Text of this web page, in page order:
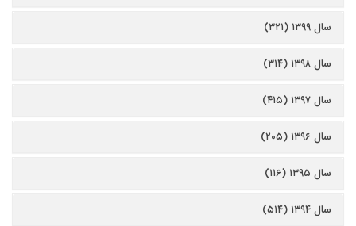
سال ۱۳۹۹ (۳۲۱)
سال ۱۳۹۸ (۳۱۴)
سال ۱۳۹۷ (۴۱۵)
سال ۱۳۹۶ (۲۰۵)
سال ۱۳۹۵ (۱۱۶)
سال ۱۳۹۴ (۵۱۴)